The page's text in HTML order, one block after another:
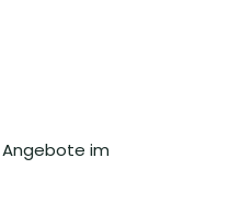
Angebote im